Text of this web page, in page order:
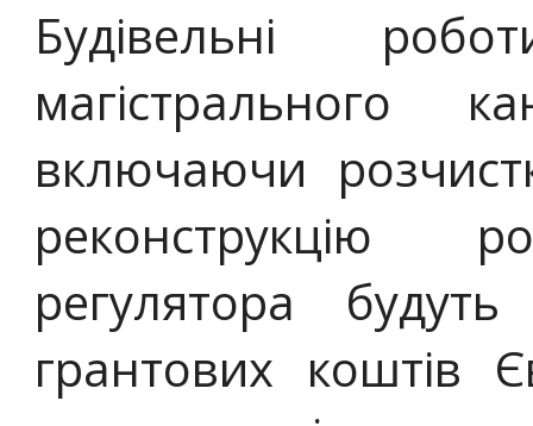
Будівельні
магістрального
включаючи
реконструкцію
регулятора
грантових коштів